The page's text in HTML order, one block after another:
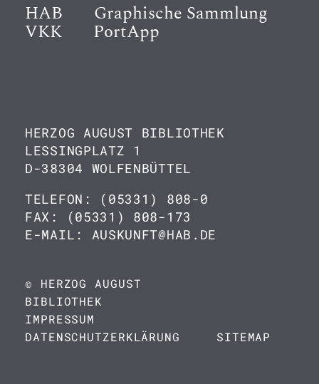
HAB Graphische Sammlung
VKK PortApp
HERZOG AUGUST BIBLIOTHEK
LESSINGPLATZ 1
D-38304 WOLFENBÜTTEL
TELEFON: (05331) 808-0
FAX: (05331) 808-173
E-MAIL: AUSKUNFT@HAB.DE
© HERZOG AUGUST
BIBLIOTHEK
IMPRESSUM
DATENSCHUTZERKLÄRUNG
SITEMAP